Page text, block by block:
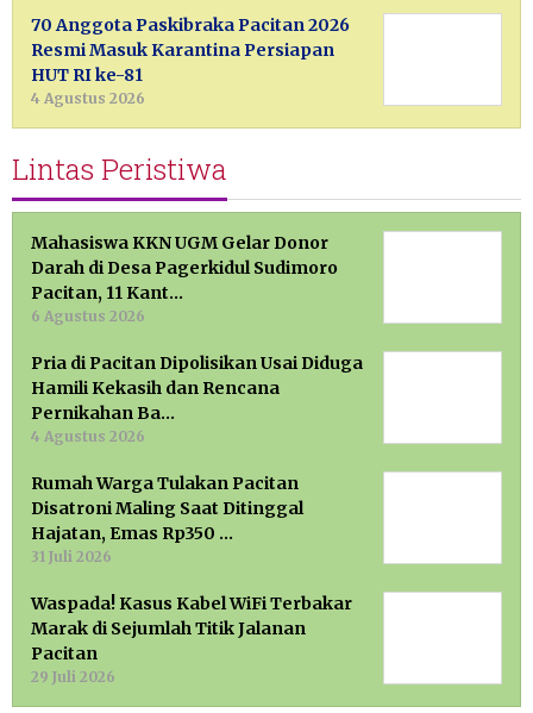
70 Anggota Paskibraka Pacitan 2026
Resmi Masuk Karantina Persiapan
HUT RI ke-81
4 Agustus 2026
Lintas Peristiwa
Mahasiswa KKN UGM Gelar Donor
Darah di Desa Pagerkidul Sudimoro
Pacitan, 11 Kant…
6 Agustus 2026
Pria di Pacitan Dipolisikan Usai Diduga
Hamili Kekasih dan Rencana
Pernikahan Ba…
4 Agustus 2026
Rumah Warga Tulakan Pacitan
Disatroni Maling Saat Ditinggal
Hajatan, Emas Rp350 …
31 Juli 2026
Waspada! Kasus Kabel WiFi Terbakar
Marak di Sejumlah Titik Jalanan
Pacitan
29 Juli 2026